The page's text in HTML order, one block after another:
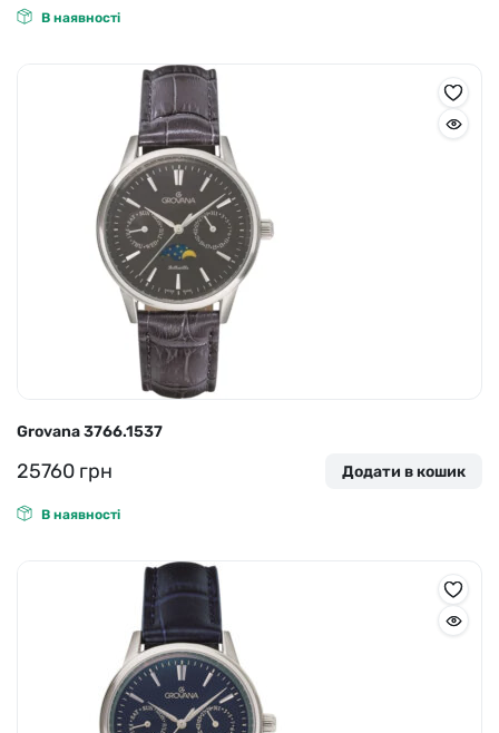
В наявності
Grovana 3766.1537
25760 грн Додати в кошик
В наявності